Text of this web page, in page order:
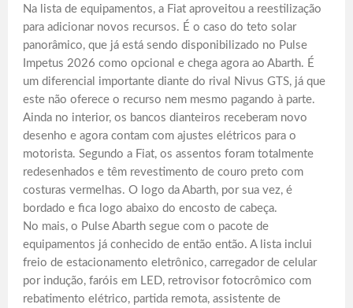
Na lista de equipamentos, a Fiat aproveitou a reestilização
para adicionar novos recursos. É o caso do teto solar
panorâmico, que já está sendo disponibilizado no Pulse
Impetus 2026 como opcional e chega agora ao Abarth. É
um diferencial importante diante do rival Nivus GTS, já que
este não oferece o recurso nem mesmo pagando à parte.
Ainda no interior, os bancos dianteiros receberam novo
desenho e agora contam com ajustes elétricos para o
motorista. Segundo a Fiat, os assentos foram totalmente
redesenhados e têm revestimento de couro preto com
costuras vermelhas. O logo da Abarth, por sua vez, é
bordado e fica logo abaixo do encosto de cabeça.
No mais, o Pulse Abarth segue com o pacote de
equipamentos já conhecido de então então. A lista inclui
freio de estacionamento eletrônico, carregador de celular
por indução, faróis em LED, retrovisor fotocrômico com
rebatimento elétrico, partida remota, assistente de